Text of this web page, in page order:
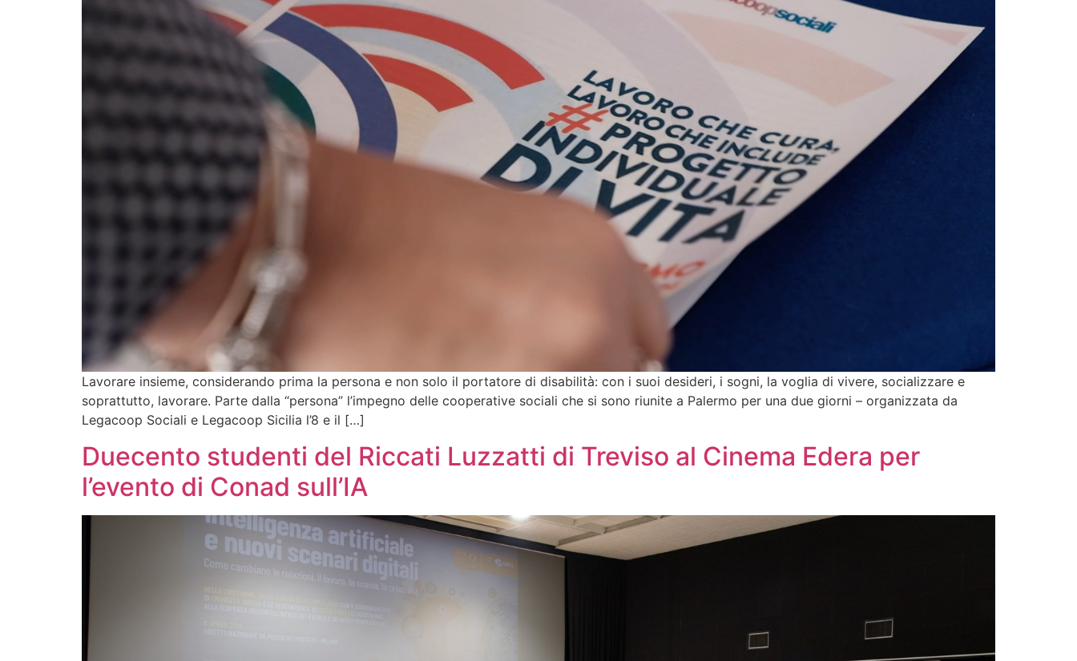
Lavorare insieme, considerando prima la persona e non solo il portatore di disabilità: con i suoi desideri, i sogni, la voglia di vivere, socializzare e
soprattutto, lavorare. Parte dalla “persona” l’impegno delle cooperative sociali che si sono riunite a Palermo per una due giorni – organizzata da
Legacoop Sociali e Legacoop Sicilia l’8 e il […]
Duecento studenti del Riccati Luzzatti di Treviso al Cinema Edera per
l’evento di Conad sull’IA